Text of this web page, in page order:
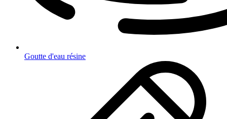
Goutte d'eau résine